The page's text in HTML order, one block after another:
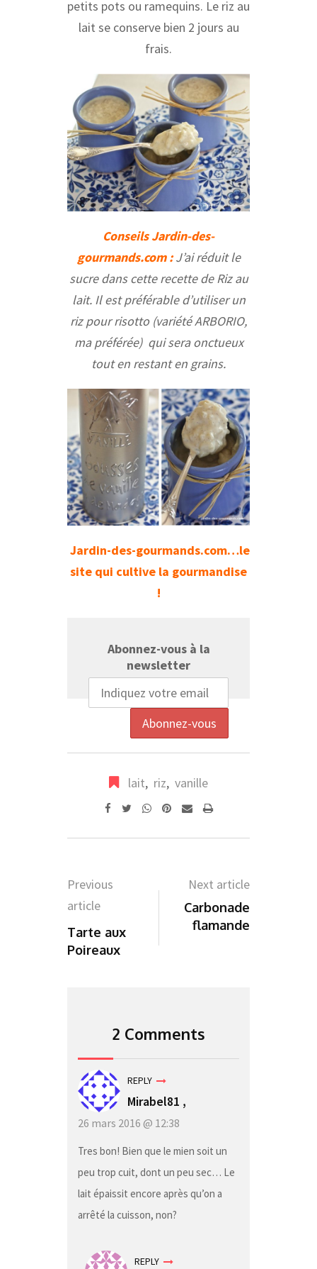
petits pots ou ramequins. Le riz au
lait se conserve bien 2 jours au
frais.
Conseils Jardin-des-
gourmands.com : J’ai réduit le
sucre dans cette recette de Riz au
lait. Il est préférable d’utiliser un
riz pour risotto (variété ARBORIO,
ma préférée) qui sera onctueux
tout en restant en grains.
Jardin-des-gourmands.com…le
site qui cultive la gourmandise
!
Abonnez-vous à la
newsletter
lait, riz, vanille
WhatsappPinterest
SharePrint
Previous
article
Tarte aux
Poireaux
Next article
Carbonade
flamande
2 Comments
REPLY
Mirabel81 ,
26 mars 2016 @ 12:38
Tres bon! Bien que le mien soit un
peu trop cuit, dont un peu sec… Le
lait épaissit encore après qu’on a
arrêté la cuisson, non?
REPLY